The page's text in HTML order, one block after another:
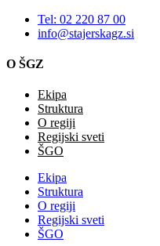
Tel: 02 220 87 00
info@stajerskagz.si
O ŠGZ
Ekipa
Struktura
O regiji
Regijski sveti
ŠGO
Ekipa
Struktura
O regiji
Regijski sveti
ŠGO